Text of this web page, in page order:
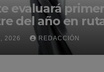
evaluará primer
del año en
Soberano 2027
2026 REDACCIÓN